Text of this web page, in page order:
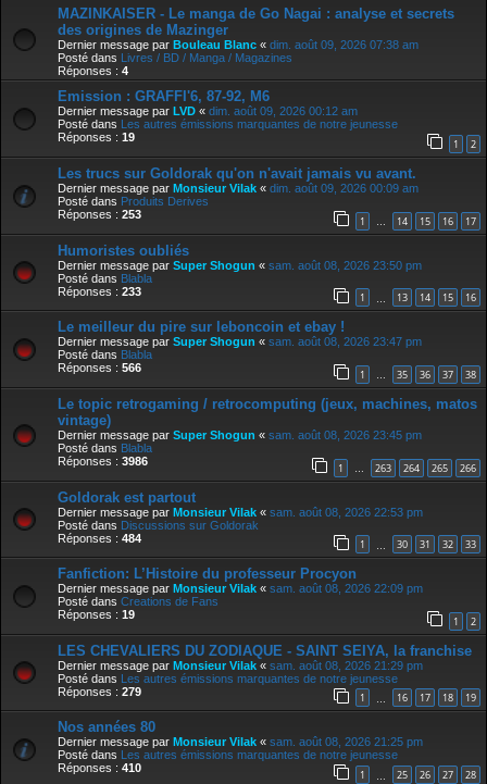
MAZINKAISER - Le manga de Go Nagai : analyse et secrets
des origines de Mazinger
Dernier message par Bouleau Blanc « dim. août 09, 2026 07:38 am
Posté dans
Livres / BD / Manga / Magazines
Réponses : 4
Emission : GRAFFI'6, 87-92, M6
Dernier message par LVD « dim. août 09, 2026 00:12 am
Posté dans
Les autres émissions marquantes de notre jeunesse
Réponses : 19 1 2
Les trucs sur Goldorak qu'on n'avait jamais vu avant.
Dernier message par Monsieur Vilak « dim. août 09, 2026 00:09 am
Posté dans Produits Derives
Réponses : 253 1 … 14 15 16 17
Humoristes oubliés
Dernier message par Super Shogun « sam. août 08, 2026 23:50 pm
Posté dans Blabla
Réponses : 233 1 13 14 15 16
Le meilleur du pire sur leboncoin et ebay !
Dernier message par Super Shogun « sam. août 08, 2026 23:47 pm
Posté dans Blabla
Réponses : 566 1 … 35 36 37 38
Le topic retrogaming / retrocomputing (jeux, machines, matos
vintage)
Dernier message par Super Shogun « sam. août 08, 2026 23:45 pm
Posté dans Blabla
Réponses : 3986 1 263 264 265 266
Goldorak est partout
Dernier message par Monsieur Vilak « sam. août 08, 2026 22:53 pm
Posté dans Discussions sur Goldorak
Réponses : 484 1 30 31 32 33
Fanfiction: L’Histoire du professeur Procyon
Dernier message par Monsieur Vilak « sam. août 08, 2026 22:09 pm
Posté dans Creations de Fans
Réponses : 19 1 2
LES CHEVALIERS DU ZODIAQUE - SAINT SEIYA, la franchise
Dernier message par Monsieur Vilak « sam. août 08, 2026 21:29 pm
Posté dans Les autres émissions marquantes de notre jeunesse
Réponses : 279 1 16 17 18 19
Nos années 80
Dernier message par Monsieur Vilak « sam. août 08, 2026 21:25 pm
Posté dans Les autres émissions marquantes de notre jeunesse
Réponses : 410 1 25 26 27 28